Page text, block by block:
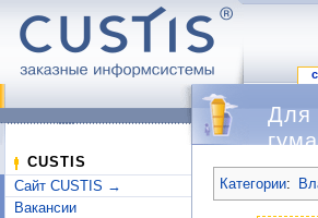
CUSTIS
Сайт CUSTIS →
Вакансии
Для
Категории: